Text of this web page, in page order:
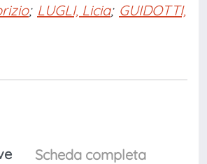
; LUGLI, Licia; GUIDOTTI,
Scheda completa